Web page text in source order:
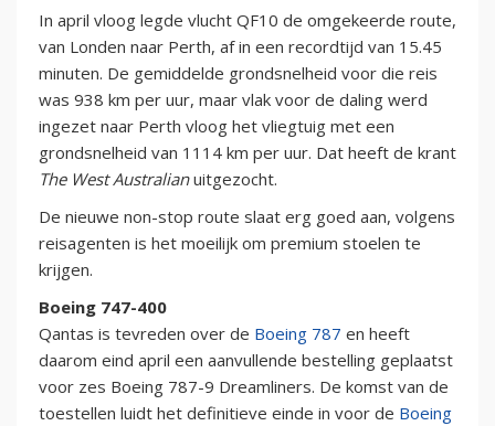
In april vloog legde vlucht QF10 de omgekeerde route,
van Londen naar Perth, af in een recordtijd van 15.45
minuten. De gemiddelde grondsnelheid voor die reis
was 938 km per uur, maar vlak voor de daling werd
ingezet naar Perth vloog het vliegtuig met een
grondsnelheid van 1114 km per uur. Dat heeft de krant
The West Australianuitgezocht.
De nieuwe non-stop route slaat erg goed aan, volgens
reisagenten is het moeilijk om premium stoelen te
krijgen.
Boeing 747-400
Qantas is tevreden over de Boeing 787 en heeft
daarom eind april een aanvullende bestelling geplaatst
voor zes Boeing 787-9 Dreamliners. De komst van de
toestellen luidt het definitieve einde in voor de Boeing